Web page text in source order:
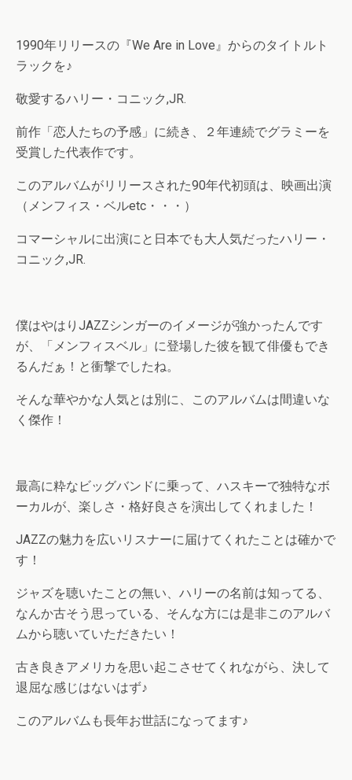
1990年リリースの『We Are in Love』からのタイトルト
ラックを♪
敬愛するハリー・コニック,JR.
前作「恋人たちの予感」に続き、２年連続でグラミーを
受賞した代表作です。
このアルバムがリリースされた90年代初頭は、映画出演
（メンフィス・ベルetc・・・）
コマーシャルに出演にと日本でも大人気だったハリー・
コニック,JR.
僕はやはりJAZZシンガーのイメージが強かったんです
が、「メンフィスベル」に登場した彼を観て俳優もでき
るんだぁ！と衝撃でしたね。
そんな華やかな人気とは別に、このアルバムは間違いな
く傑作！
最高に粋なビッグバンドに乗って、ハスキーで独特なボ
ーカルが、楽しさ・格好良さを演出してくれました！
JAZZの魅力を広いリスナーに届けてくれたことは確かで
す！
ジャズを聴いたことの無い、ハリーの名前は知ってる、
なんか古そう思っている、そんな方には是非このアルバ
ムから聴いていただきたい！
古き良きアメリカを思い起こさせてくれながら、決して
退屈な感じはないはず♪
このアルバムも長年お世話になってます♪